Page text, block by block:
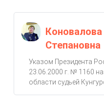
Степановна
Указом Президента
23.06.2000 г. № 1160
области судьей